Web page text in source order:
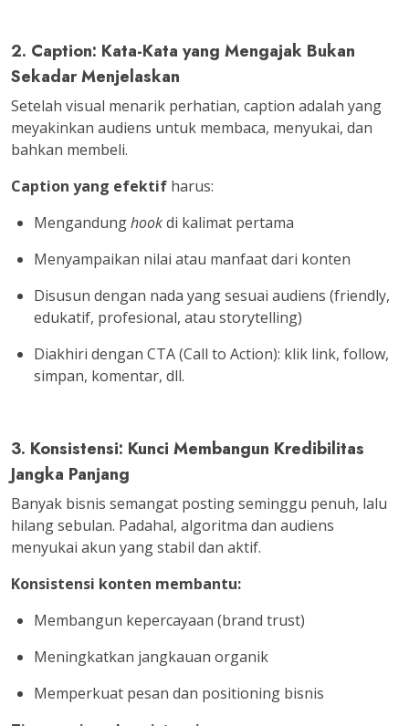
2. Caption: Kata-Kata yang Mengajak Bukan
Sekadar Menjelaskan
Setelah visual menarik perhatian, caption adalah yang
meyakinkan audiens untuk membaca, menyukai, dan
bahkan membeli.
Caption yang efektif harus:
Mengandunghookdi kalimat pertama
Menyampaikan nilai atau manfaat dari konten
Disusun dengan nada yang sesuai audiens (friendly,
edukatif, profesional, atau storytelling)
Diakhiri dengan CTA (Call to Action): klik link, follow,
simpan, komentar, dll.
3. Konsistensi: Kunci Membangun Kredibilitas
Jangka Panjang
Banyak bisnis semangat posting seminggu penuh, lalu
hilang sebulan. Padahal, algoritma dan audiens
menyukai akun yang stabil dan aktif.
Konsistensi konten membantu:
Membangun kepercayaan (brand trust)
Meningkatkan jangkauan organik
Memperkuat pesan dan positioning bisnis